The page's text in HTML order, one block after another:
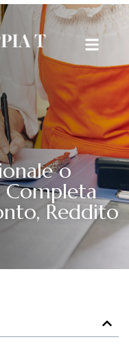
o
Completa
Reddito